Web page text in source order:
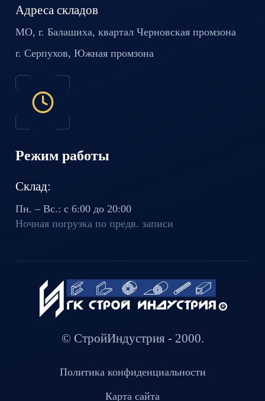
Адреса складов
МО, г. Балашиха, кварталЧерновская промзона
г. Серпухов, Южная промзона
Режим работы
Склад:
Пн. – Вс.: с 6:00 до 20:00
Ночная погрузка по предв. записи
© СтройИндустрия - 2000.
Политика конфиденциальности
Карта сайта